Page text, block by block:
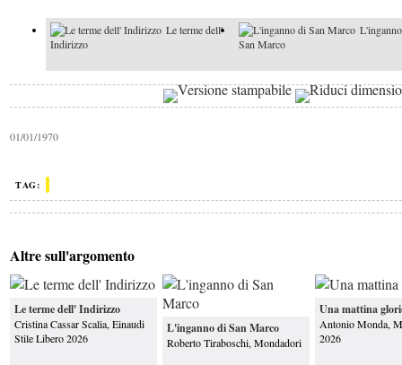
Le terme dell'
Indirizzo
San Marco
Io sono Adele
Il crimine
Paradiso
01/01/1970
TAG:
Altre sull'argomento
Le terme dell' Indirizzo
Cristina Cassar Scalia, Einaudi
Stile Libero 2026
L'inganno di San Marco
Roberto Tiraboschi, Mondadori
Una mattina
Antonio Monda,
2026